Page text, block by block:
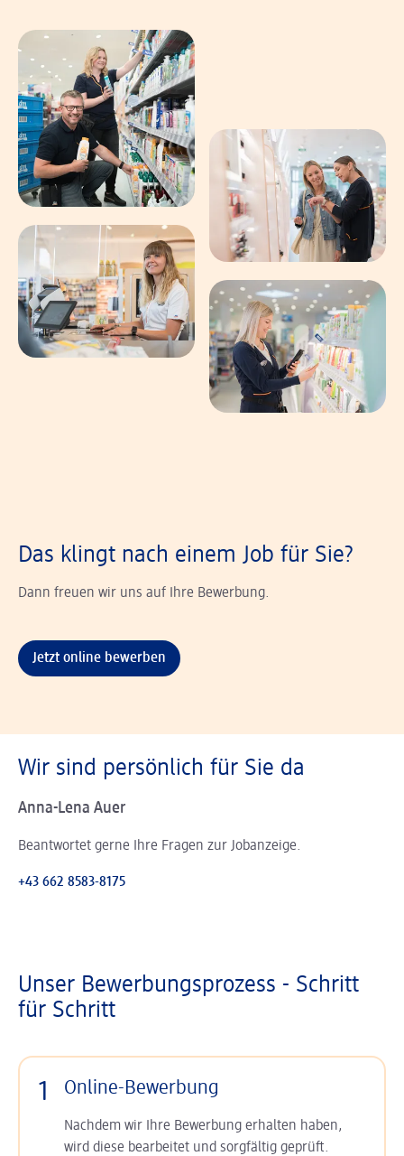
In einer Bildergalerie sind verschiedene
Das klingt nach einem Job für Sie?
Dann freuen wir uns auf Ihre Bewerbung.
Jetzt online bewerben
Wir sind persönlich für Sie da
Anna-Lena Auer
Beantwortet gerne Ihre Fragen zur Jobanzeige.
+43 662 8583-8175
Unser Bewerbungsprozess - Schritt
für Schritt
1 Online-Bewerbung
Nachdem wir Ihre Bewerbung erhalten haben,
wird diese bearbeitet und sorgfältig geprüft.